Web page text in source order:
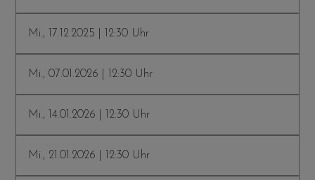
Mi., 17.12.2025 | 12:30 Uhr
Mi., 07.01.2026 | 12:30 Uhr
Mi., 14.01.2026 | 12:30 Uhr
Mi., 21.01.2026 | 12:30 Uhr